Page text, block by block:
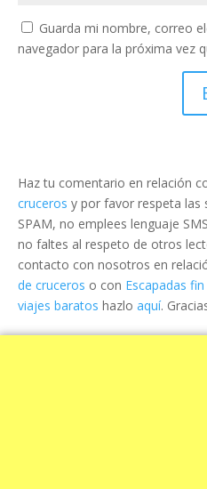
Guarda mi nombre, correo
navegador para la próxima vez
Haz tu comentario en relación
cruceros y por favor respeta las
SPAM, no emplees lenguaje
no faltes al respeto de otros
contacto con nosotros en
de cruceros o con Escapadas
viajes baratos hazlo aquí.